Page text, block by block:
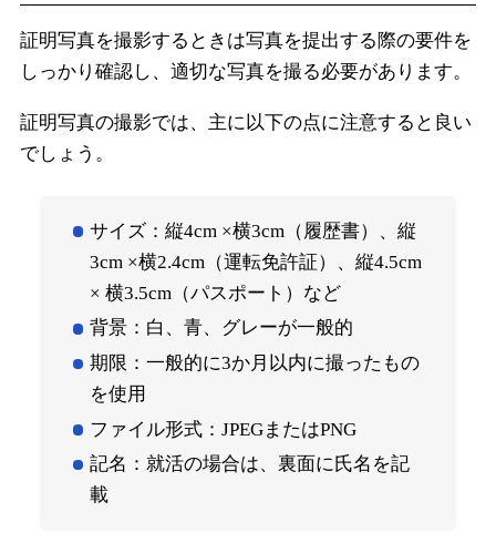
証明写真を撮影するときは写真を提出する際の要件を
しっかり確認し、適切な写真を撮る必要があります。
証明写真の撮影では、主に以下の点に注意すると良い
でしょう。
サイズ：縦4cm ×横3cm（履歴書）、縦
3cm ×横2.4cm（運転免許証）、縦4.5cm
× 横3.5cm（パスポート）など
背景：白、青、グレーが一般的
期限：一般的に3か月以内に撮ったもの
を使用
ファイル形式：JPEGまたはPNG
記名：就活の場合は、裏面に氏名を記
載